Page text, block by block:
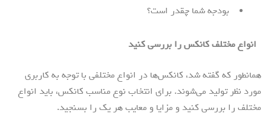
بودجه شما چقدر است؟
انواع مختلف کانکس را بررسی کنید
همانطور که گفته شد، کانکس‌ها در انواع مختلفی با توجه به کاربری
مورد نظر تولید می‌شوند. برای انتخاب نوع مناسب کانکس، باید انواع
مختلف را بررسی کنید و مزایا و معایب هر یک را بسنجید.